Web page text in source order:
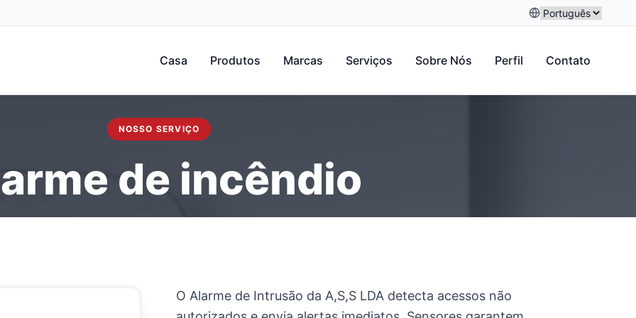
Casa Produtos Marcas Serviços Sobre Nós Perfil Contato
NOSSO SERVIÇO
de incêndio
O Alarme de Intrusão da A,S,S LDA detecta acessos não